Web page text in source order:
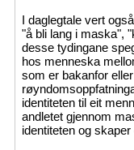
I daglegtale vert
"å bli lang i maska",
desse tydingane
hos menneska
som er bakanfor
identiteten til eit
andletet gjennom
identiteten og skaper